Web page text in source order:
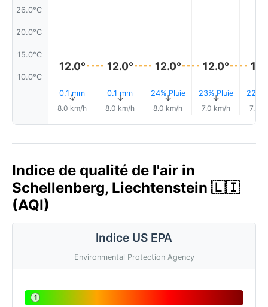
26.0°C
20.0°C
15.0°C
10.0°C
12.0°
0.1 mm
↑
8.0 km/h
12.0°
0.1 mm
↑
8.0 km/h
12.0°
24% Pluie
↑
8.0 km/h
12.0°
23% Pluie
↑
7.0 km/h
22%
7.0
Indice de qualité de l'air in
Schellenberg, Liechtenstein 🇱🇮
(AQI)
Indice US EPA
Environmental Protection Agency
1